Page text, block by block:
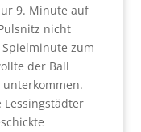
9. Minute auf
nicht
zum
der Ball